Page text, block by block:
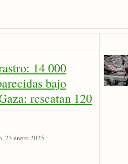
14 000
bajo
rescatan 120
23 enero 2025